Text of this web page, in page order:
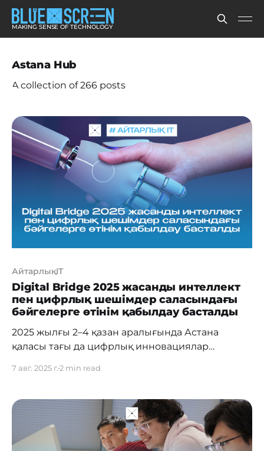
MAKING SENSE OF TECHNOLOGY
Astana Hub
A collection of 266 posts
АйтарлықIT
Digital Bridge 2025 жасанды интеллект
пен цифрлық шешімдер саласындағы
бәйгелерге өтінім қабылдау басталды
2025 жылғы 2–4 қазан аралығында Астана
қаласы тағы да цифрлық инновациялар
шешімдер салаларындағы кіл мықтыларды
анықтайтын үш басты байқауға өтінім қабылдау
басталғанын хабарлайды. Олардың қатарында
— Digital Bridge Awards, Generative Nation Pitch
7 авг. 2025 г.2 min read